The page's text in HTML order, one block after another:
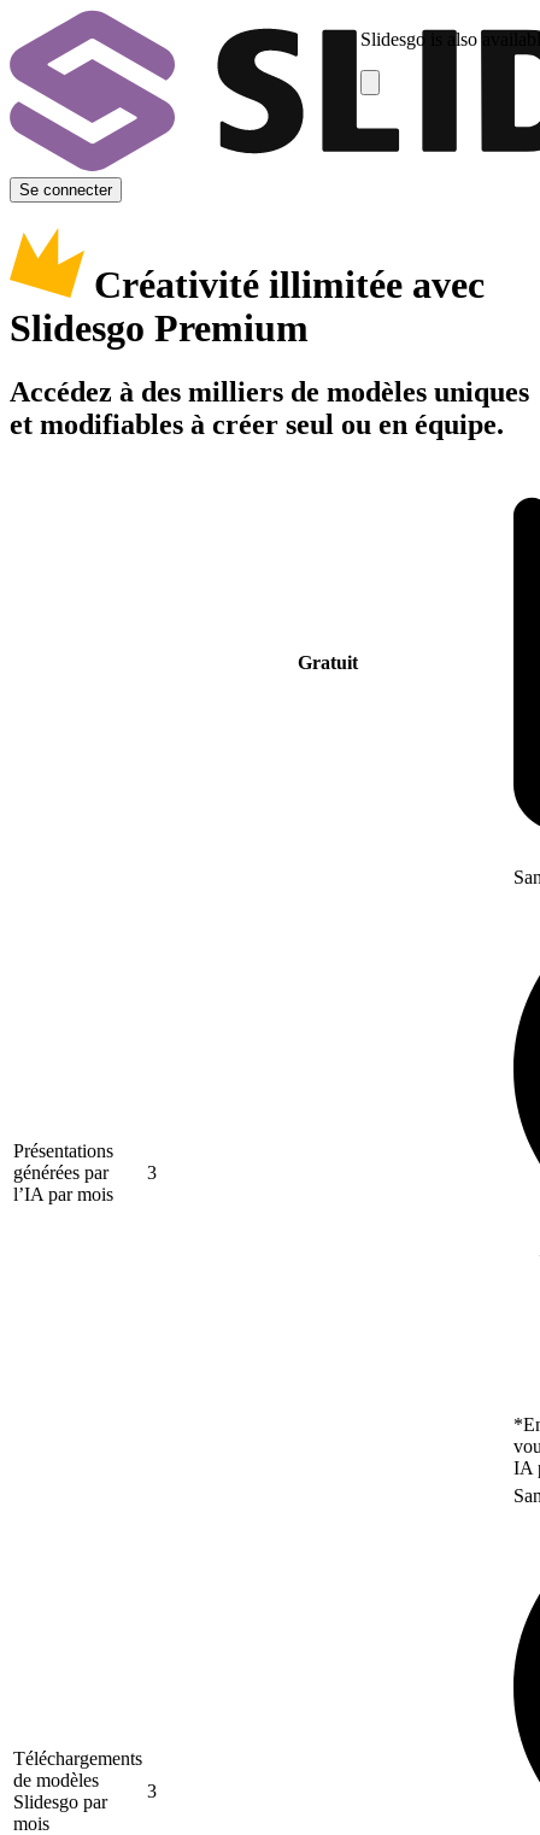
Slidesgo is also
Se connecter
Créativité illimitée avec
Slidesgo Premium
Accédez à des milliers de modèles uniques
et modifiables à créer seul ou en équipe.
Gratuit
Présentations
générées par
l’IA par mois
3
IA
Téléchargements
de modèles
Slidesgo par
mois
3